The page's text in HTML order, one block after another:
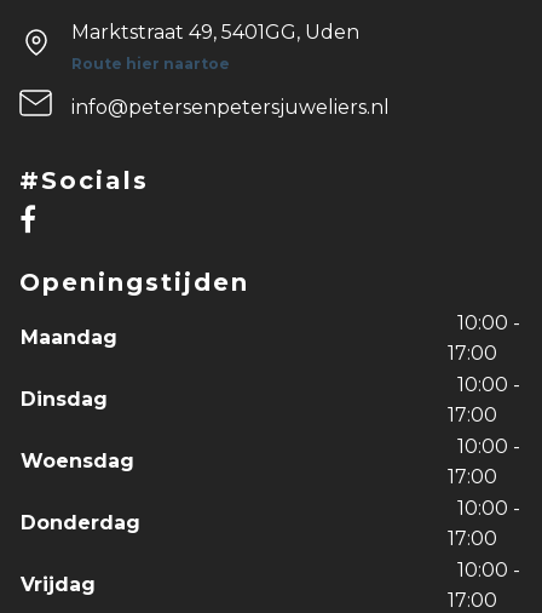
Marktstraat 49, 5401GG, Uden
Route hier naartoe
info@petersenpetersjuweliers.nl
#Socials
Openingstijden
Maandag
10:00 -
17:00
Dinsdag
10:00 -
17:00
Woensdag
10:00 -
17:00
Donderdag
10:00 -
17:00
Vrijdag
10:00 -
17:00